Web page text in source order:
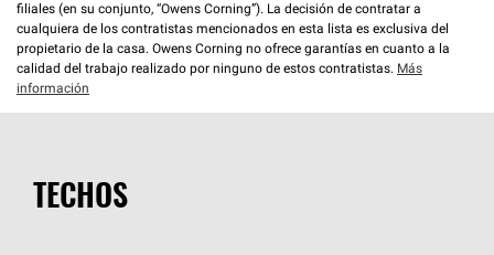
filiales (en su conjunto, “Owens Corning”). La decisión de contratar a
cualquiera de los contratistas mencionados en esta lista es exclusiva del
propietario de la casa. Owens Corning no ofrece garantías en cuanto a la
calidad del trabajo realizado por ninguno de estos contratistas. Más
información
TECHOS